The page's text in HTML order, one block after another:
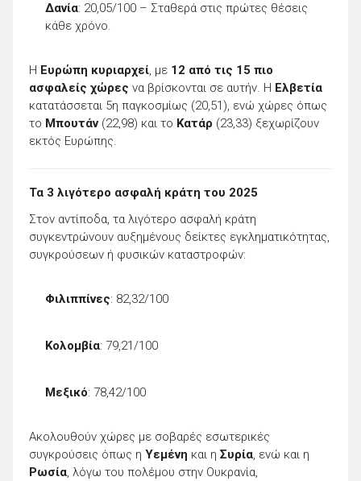
Δανία: 20,05/100 – Σταθερά στις πρώτες θέσεις
κάθε χρόνο.
Η Ευρώπη κυριαρχεί, με 12 από τις 15 πιο
ασφαλείς χώρες να βρίσκονται σε αυτήν. Η Ελβετία
κατατάσσεται 5η παγκοσμίως (20,51), ενώ χώρες όπως
το Μπουτάν(22,98) και το Κατάρ (23,33) ξεχωρίζουν
εκτός Ευρώπης.
Τα 3 λιγότερο ασφαλή κράτη του 2025
Στον αντίποδα, τα λιγότερο ασφαλή κράτη
συγκεντρώνουν αυξημένους δείκτες εγκληματικότητας,
συγκρούσεων ή φυσικών καταστροφών:
Φιλιππίνες: 82,32/100
Κολομβία: 79,21/100
Μεξικό: 78,42/100
Ακολουθούν χώρες με σοβαρές εσωτερικές
συγκρούσεις όπως η Υεμένη και η Συρία, ενώ και η
Ρωσία, λόγω του πολέμου στην Ουκρανία,